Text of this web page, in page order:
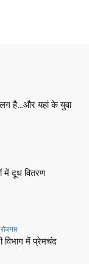
है…और यहां के युवा
में दूध वितरण
विभाग में प्रेमचंद